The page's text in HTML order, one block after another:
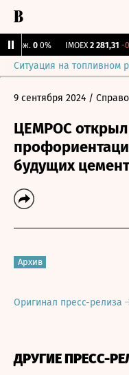
Бирж. 0 0% IMOEX 2 281,31 -
Ситуация на топливном
9 сентября 2024 /
ЦЕМРОС открыл
будущих
Архив
Оригинал пресс-релиза
ДРУГИЕ ПРЕСС-